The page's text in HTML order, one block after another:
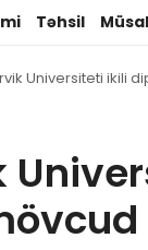
Təhsil
Universiteti ikili